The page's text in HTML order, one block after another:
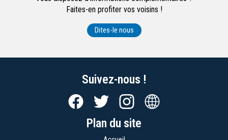
Faites-en profiter vos voisins !
Dites-le nous
Suivez-nous !
Plan du site